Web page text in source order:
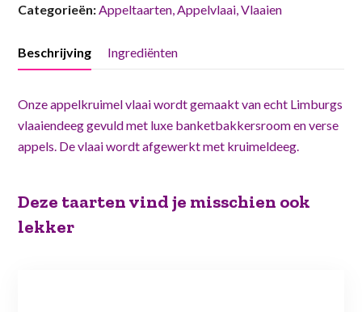
Categorieën: Appeltaarten Appelvlaai ,Vlaaien
Beschrijving Ingrediënten
Onze appelkruimel vlaai wordt gemaakt van echt Limburgs
vlaaiendeeg gevuld met luxe banketbakkersroom en verse
appels. De vlaai wordt afgewerkt met kruimeldeeg.
Deze taarten vind je misschien ook
lekker